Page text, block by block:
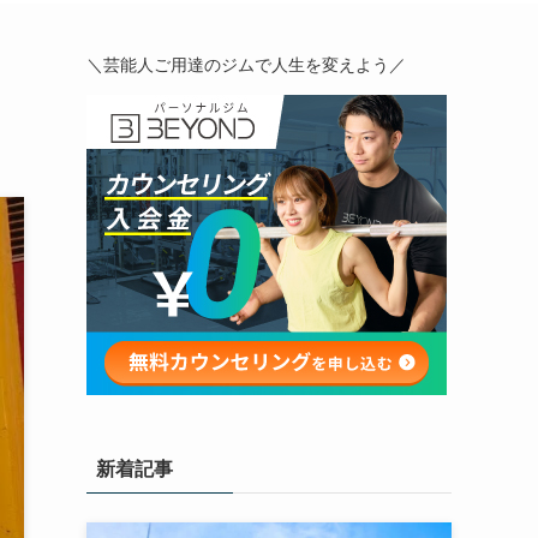
＼芸能人ご用達のジムで人生を変えよう／
新着記事